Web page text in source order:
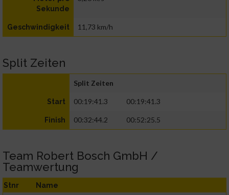
Sekunde
Geschwindigkeit 11,73 km/h
Split Zeiten
Split Zeiten
Start 00:19:41.3 00:19:41.3
Finish 00:32:44.2 00:52:25.5
Team Robert Bosch GmbH /
Teamwertung
Stnr Name